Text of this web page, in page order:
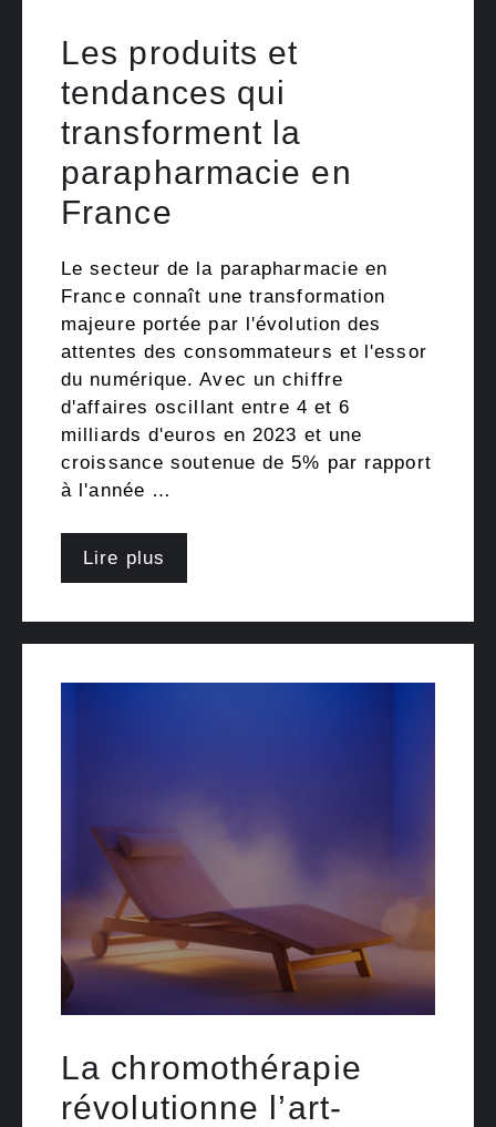
Les produits et
tendances qui
transforment la
parapharmacie en
France
Le secteur de la parapharmacie en
France connaît une transformation
majeure portée par l'évolution des
attentes des consommateurs et l'essor
du numérique. Avec un chiffre
d'affaires oscillant entre 4 et 6
milliards d'euros en 2023 et une
croissance soutenue de 5% par rapport
à l'année …
Lire plus
La chromothérapie
révolutionne l’art-